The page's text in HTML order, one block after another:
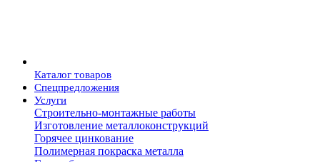
Каталог товаров
Спецпредложения
Услуги
Строительно-монтажные работы
Изготовление металлоконструкций
Горячее цинкование
Полимерная покраска металла